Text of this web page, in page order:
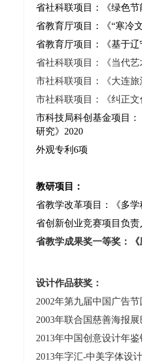
省社科联项目：《绿色节
省教育厅项目 ：《“寒冷
省教育厅项目 ：《基于辽
省社科联项目 ：《当代
市社科联项目 ：《大连
市社科联项目 ：《纠正文
市科技局科创基金项目：
研究》2020
外观专利6项
教研项目：
省教学改革项目：《多
省创新创业竞赛项目负责
省教学成果奖一等奖：《
设计作品获奖：
2002年第九届中国广告
2003年联合国慈善海报
2013年中国创意设计年鉴
2013年字汇-中美字体设